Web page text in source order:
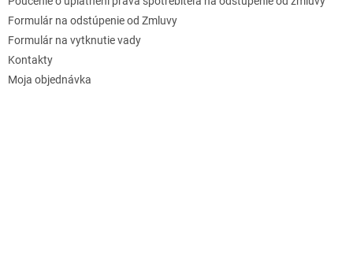
Formulár na odstúpenie od Zmluvy
Formulár na vytknutie vady
Kontakty
Moja objednávka